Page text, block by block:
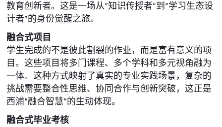
教育创新者。这是一场从“知识传授者”到“学习生态设
计者”的身份觉醒之旅。
融合式项目
学生完成的不是彼此割裂的作业，而是富有意义的项
目。这些项目将多门课程、多个学科和多元视角融为
一体。这种方式映射了真实的专业实践场景，复杂的
挑战需要整合性思维、协同合作与创新突破，这正是
西浦“融合智慧”的生动体现。
融合式毕业考核